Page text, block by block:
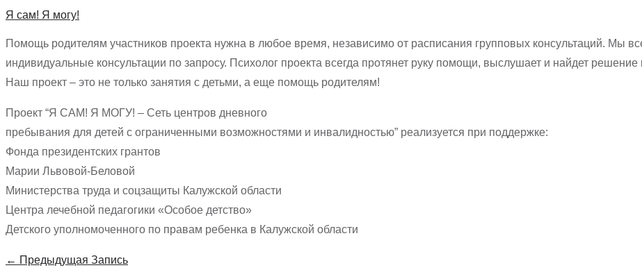
Я сам! Я могу!
Помощь родителям участников проекта нужна в любое время, независимо от расписания групповых консультаций. Мы
индивидуальные консультации по запросу. Психолог проекта всегда протянет руку помощи, выслушает и найдет
Наш проект – это не только занятия с детьми, а еще помощь родителям!
Проект “Я САМ! Я МОГУ! – Сеть центров дневного
пребывания для детей с ограниченными возможностями и инвалидностью” реализуется при поддержке:
Фонда президентских грантов
Марии Львовой-Беловой
Министерства труда и соцзащиты Калужской области
Центра лечебной педагогики «Особое детство»
Детского уполномоченного по правам ребенка в Калужской области
Навигация
← Предыдущая Запись